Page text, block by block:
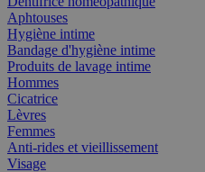
Aphtouses
Hygiène intime
Bandage d'hygiène intime
Produits de lavage intime
Hommes
Cicatrice
Lèvres
Femmes
Anti-rides et vieillissement
Visage